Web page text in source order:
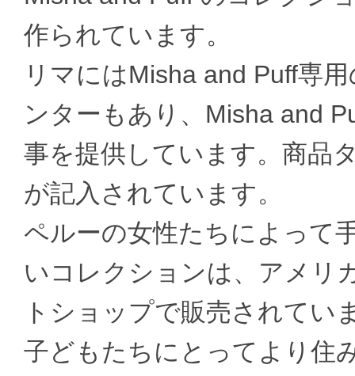
作られています。
リマにはMisha and Puff専
ンターもあり、Misha and
事を提供しています。商品
が記入されています。
ペルーの女性たちによって
いコレクションは、アメリ
トショップで販売されてい
子どもたちにとってより住